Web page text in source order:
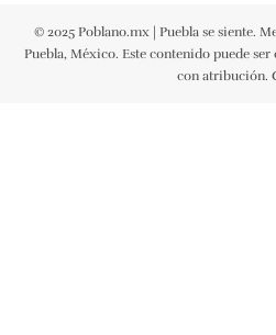
© 2025 Poblano.mx | Puebla se siente.
Puebla, México. Este contenido puede
con atribución.